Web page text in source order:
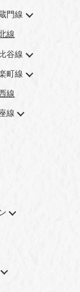
門線
線
谷線
町線
線
線